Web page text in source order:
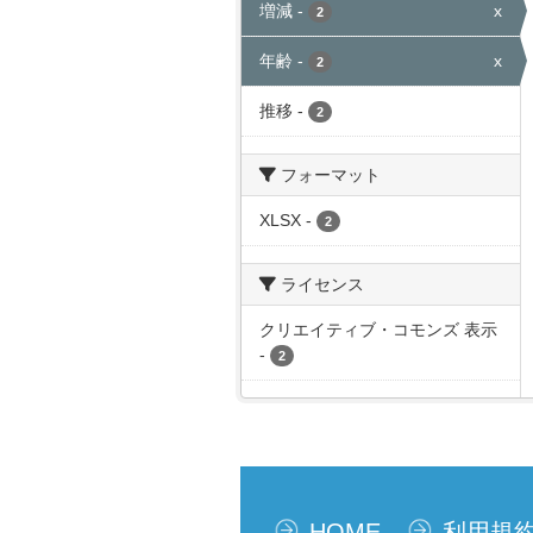
増減 - 2 x
年齢 - 2 x
推移 - 2
フォーマット
XLSX - 2
ライセンス
クリエイティブ・コモンズ 表示
-
2